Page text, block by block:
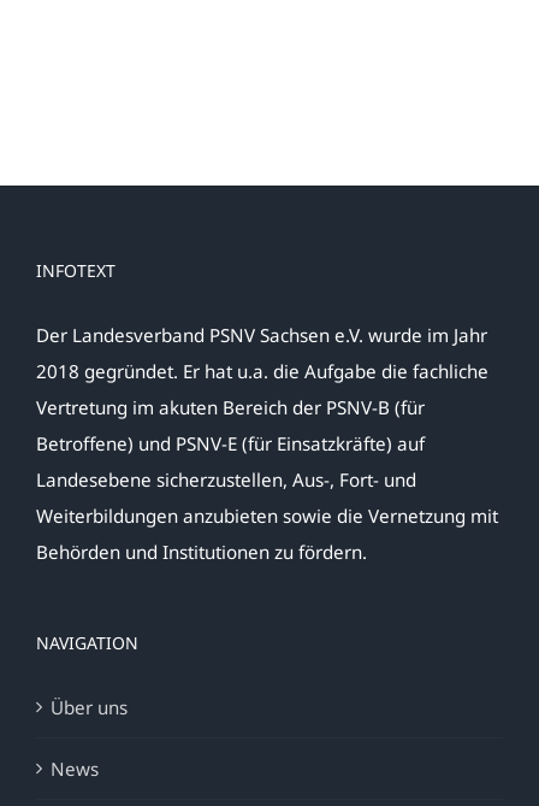
INFOTEXT
Der Landesverband PSNV Sachsen e.V. wurde im Jahr
2018 gegründet. Er hat u.a. die Aufgabe die fachliche
Vertretung im akuten Bereich der PSNV-B (für
Betroffene) und PSNV-E (für Einsatzkräfte) auf
Landesebene sicherzustellen, Aus-, Fort- und
Weiterbildungen anzubieten sowie die Vernetzung mit
Behörden und Institutionen zu fördern.
NAVIGATION
Über uns
News